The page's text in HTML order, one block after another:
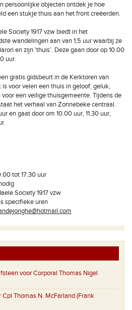
persoonlijke objecten ontdek je hoe
een stukje thuis aan het front creëerden.
Society 1917 vzw biedt in het
wandelingen aan van 1,5 uur waarbij ze
en zijn ’thuis’. Deze gaan door op 10.00
uur.
gratis gidsbeurt in de Kerktoren van
voor velen een thuis in geloof, geluk,
een veilige thuisgemeente. Tijdens de
het verhaal van Zonnebeke centraal.
en gaat door om 10.00 uur, 11.30 uur,
tot 17.30 uur
Society 1917 vzw
specifieke uren
voor Corporal Thomas Nigel
Thomas N. McFarland (Frank